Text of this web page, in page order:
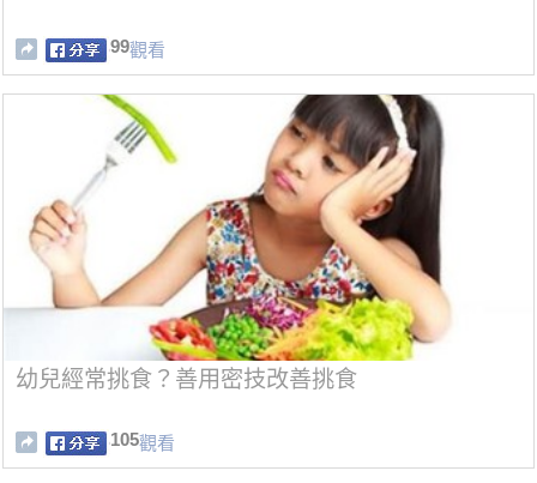
99觀看
幼兒經常挑食？善用密技改善挑食
105觀看